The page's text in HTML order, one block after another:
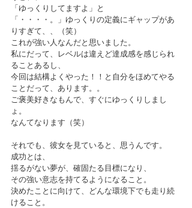
「ゆっくりしてますよ」と
「・・・・。」ゆっくりの定義にギャップがあ
りすぎて、、（笑）
これが強い人なんだと思いました。
私にだって、レベルは違えど達成感を感じられ
ることあるし、
今回は結構よくやった！！と自分をほめてやる
ことだって、あります。。
ご褒美好きなもんで、すぐにゆっくりしまし
ょ。
なんてなります（笑）
それでも、彼女を見ていると、思うんです。
成功とは、
揺るがない夢が、確固たる目標になり、
その強い意志を持てるようになること。
決めたことに向けて、どんな環境下でも走り続
けること。